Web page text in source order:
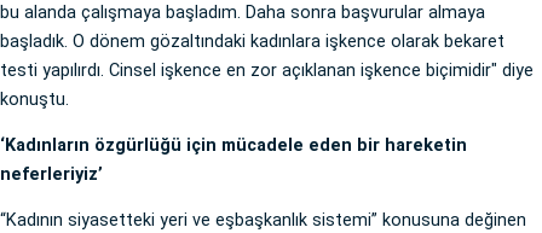
bu alanda çalışmaya başladım. Daha sonra başvurular almaya
başladık. O dönem gözaltındaki kadınlara işkence olarak bekaret
testi yapılırdı. Cinsel işkence en zor açıklanan işkence biçimidir" diye
konuştu.
‘Kadınların özgürlüğü için mücadele eden bir hareketin
neferleriyiz’
“Kadının siyasetteki yeri ve eşbaşkanlık sistemi” konusuna değinen